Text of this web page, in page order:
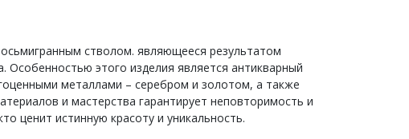
стволом. являющееся результатом
Особенностью этого изделия является антикварный
металлами – серебром и золотом, а также
и мастерства гарантирует неповторимость и
ценит истинную красоту и уникальность.